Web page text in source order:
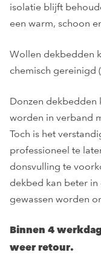
isolatie blijft
een warm, schoon
Wollen dekbedden
chemisch gereinigd
Donzen dekbedden
worden in verband
Toch is het
professioneel te
donsvulling te
dekbed kan beter in
gewassen worden
Binnen 4
weer retour.